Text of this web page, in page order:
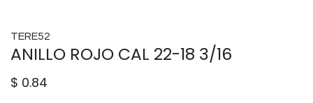
TERE52
ANILLO ROJO CAL 22-18 3/16
$ 0.84